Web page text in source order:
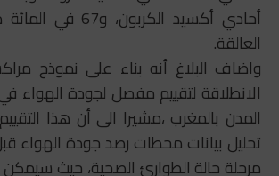
أحادي أكسيد
العالقة.
واضاف البلاغ أنه بناء على نموذج
الانطلاقة لتقييم مفصل لجودة
المدن بالمغرب ،مشيرا الى أن هذا
تحليل بيانات محطات رصد جودة الهواء
مرحلة حالة الطوارئ الصحية، حيث سيمكن